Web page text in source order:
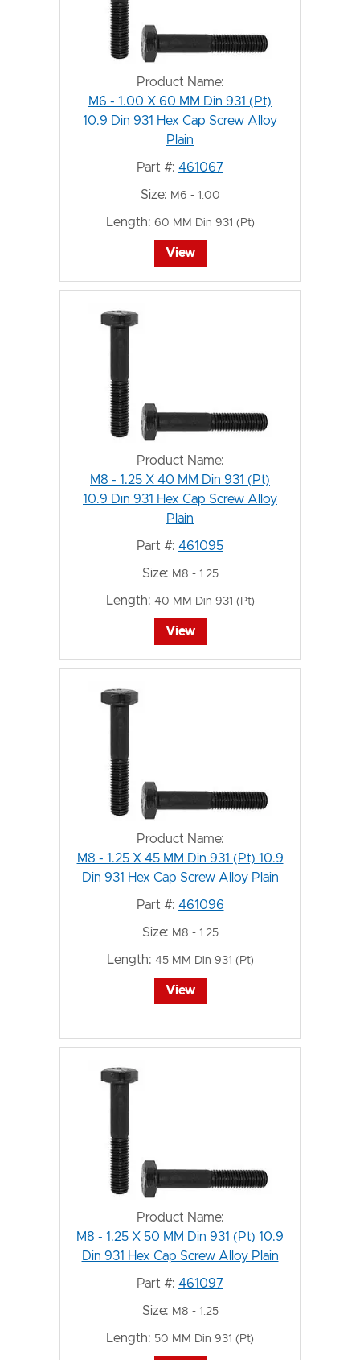
Product Name:
M6 - 1.00 X 60 MM Din 931 (Pt)
10.9 Din 931 Hex Cap Screw Alloy
Plain
Part #: 461067
Size: M6 - 1.00
Length: 60 MM Din 931 (Pt)
View
Product Name:
M8 - 1.25 X 40 MM Din 931 (Pt)
10.9 Din 931 Hex Cap Screw Alloy
Plain
Part #: 461095
Size: M8 - 1.25
Length: 40 MM Din 931 (Pt)
View
Product Name:
M8 - 1.25 X 45 MM Din 931 (Pt) 10.9
Din 931 Hex Cap Screw Alloy Plain
Part #: 461096
Size: M8 - 1.25
Length: 45 MM Din 931 (Pt)
View
Product Name:
M8 - 1.25 X 50 MM Din 931 (Pt) 10.9
Din 931 Hex Cap Screw Alloy Plain
Part #: 461097
Size: M8 - 1.25
Length: 50 MM Din 931 (Pt)